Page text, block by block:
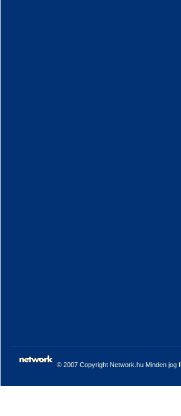
© 2007 Copyright Network.hu Minden jog